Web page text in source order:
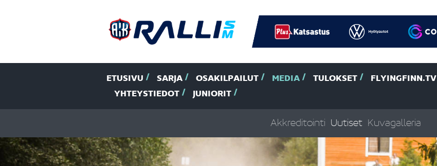
ETUSIVU SARJA OSAKILPAILUT MEDIA TULOKSET FLYINGFINN.TV
YHTEYSTIEDOT
JUNIORIT
Akkreditointi Uutiset Kuvagalleria